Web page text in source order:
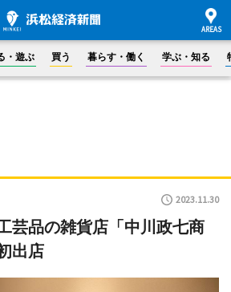
・遊ぶ 買う 暮らす・働く 学ぶ・知る
2023.11.30
芸品の雑貨店「中川政七商
出店